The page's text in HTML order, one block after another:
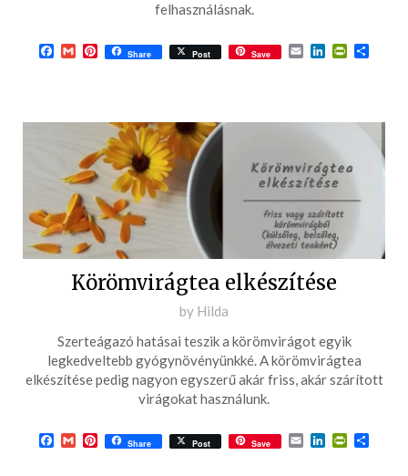
felhasználásnak.
Facebook
GmailPinterest
Share Post Save EmailLinkedIn
Körömvirágtea elkészítése
Posted
2021-
03-
19
by Hilda
Szerteágazó hatásai teszik a körömvirágot egyik
legkedveltebb gyógynövényünkké. A körömvirágtea
elkészítése pedig nagyon egyszerű akár friss, akár szárított
virágokat használunk.
Facebook
GmailPinterest
Share Post Save EmailLinkedIn